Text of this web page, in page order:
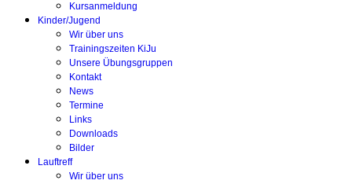
Kursanmeldung
Kinder/Jugend
Wir über uns
Trainingszeiten KiJu
Unsere Übungsgruppen
Kontakt
News
Termine
Links
Downloads
Bilder
Lauftreff
Wir über uns